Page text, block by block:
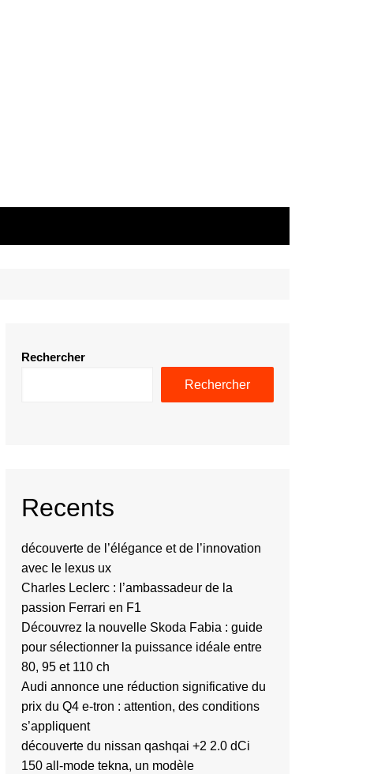
Rechercher
Rechercher
Recents
découverte de l’élégance et de l’innovation
avec le lexus ux
Charles Leclerc : l’ambassadeur de la
passion Ferrari en F1
Découvrez la nouvelle Skoda Fabia : guide
pour sélectionner la puissance idéale entre
80, 95 et 110 ch
Audi annonce une réduction significative du
prix du Q4 e-tron : attention, des conditions
s’appliquent
découverte du nissan qashqai +2 2.0 dCi
150 all-mode tekna, un modèle